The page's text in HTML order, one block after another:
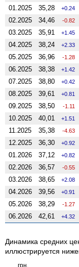
01.2025 35,28 0.24
02.2025 34,46 -0.82
03.2025 35,91 1.45
04.2025 38,24 2.33
05.2025 36,96 -1.28
06.2025 38,38 1.42
07.2025 38,80 0.42
08.2025 39,61 0.81
09.2025 38,50 -1.11
10.2025 40,01 1.51
11.2025 35,38 -4.63
12.2025 36,30 0.92
01.2026 37,12 0.82
02.2026 36,57 -0.55
03.2026 38,65 2.08
04.2026 39,56 0.91
05.2026 38,29 -1.27
06.2026 42,61 4.32
Динамика средних
иллюстрируется
грн.